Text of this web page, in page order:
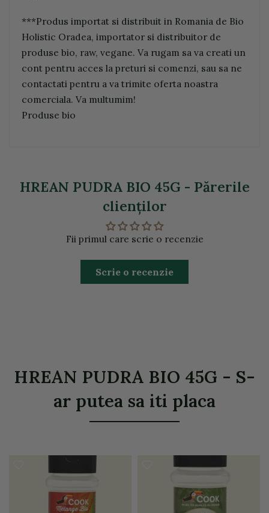
***Produs importat si distribuit in Romania de Bio
Holistic Oradea, importator si distribuitor de
produse bio, raw, vegane. Va rugam sa va creati un
cont pentru acces la preturi si comenzi, sau sa ne
contactati pentru a va trimite oferta noastra
comerciala. Va multumim!
Produse bio
HREAN PUDRA BIO 45G - Părerile
clienţilor
Fii primul care scrie o recenzie
Scrie o recenzie
HREAN PUDRA BIO 45G - S-
ar putea sa iti placa